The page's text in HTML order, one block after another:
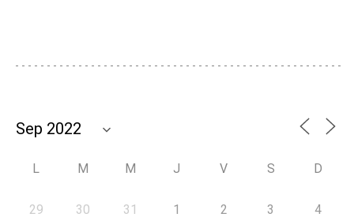
L M M J V S D
29 30 31 1 2 3 4